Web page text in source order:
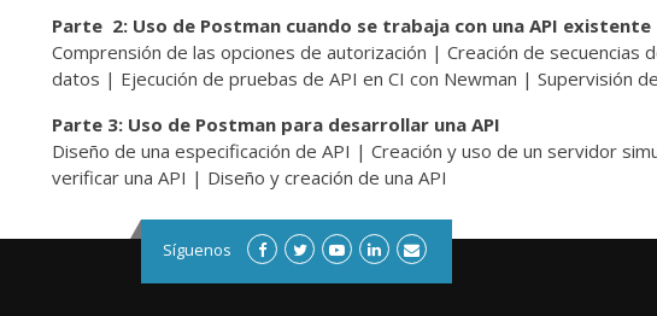
Parte 2: Uso de Postman cuando se trabaja con una API existente
Comprensión de las opciones de autorización | Creación de
datos | Ejecución de pruebas de API en CI con Newman | Supervisión
Parte 3: Uso de Postman para desarrollar una API
Diseño de una especificación de API | Creación y uso de un servidor
verificar una API | Diseño y creación de una API
Síguenos